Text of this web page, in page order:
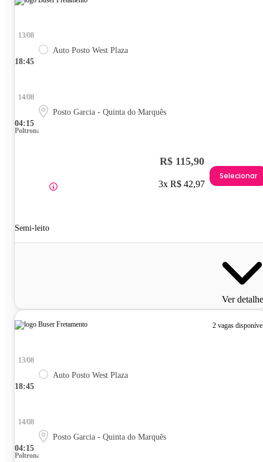
18:45
13/08
Auto Posto West Plaza
04:15
14/08
Posto Garcia - Quinta do Marquês
Poltrona
Semi-leito
R$ 115,90
3x R$ 42,97
Selecionar
Ver
2 vagas
18:45
13/08
Auto Posto West Plaza
04:15
14/08
Posto Garcia - Quinta do Marquês
Poltrona